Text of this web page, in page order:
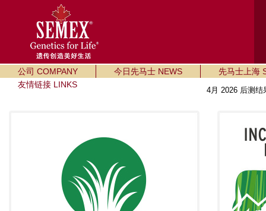
公司 COMPANY 今日先马士 NEWS
先马士上海
友情链接 LINKS
4月 2026 后测